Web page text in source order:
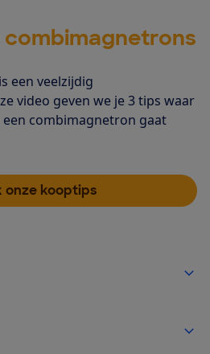
combimagnetrons
een veelzijdig
video geven we je 3 tips waar
combimagnetron gaat
onze kooptips